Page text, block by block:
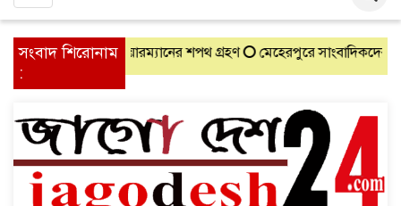
navigation
সংবাদ শিরোনাম
:
চেয়ারম্যানের শপথ গ্রহণ মেহেরপুরে সাংবাদিকদের সঙ্গে নবাগত